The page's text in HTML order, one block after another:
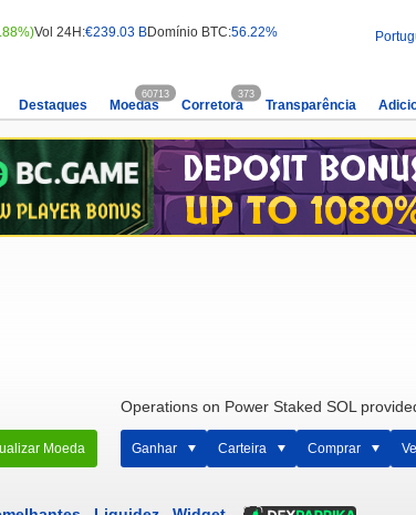
Vol 24H:€239.03 BDomínio BTC:56.22%
Destaques Moedas
60713
Corretora
373
Transparência
Moeda
Operations on Power Staked SOL
Ganhar Carteira Comprar